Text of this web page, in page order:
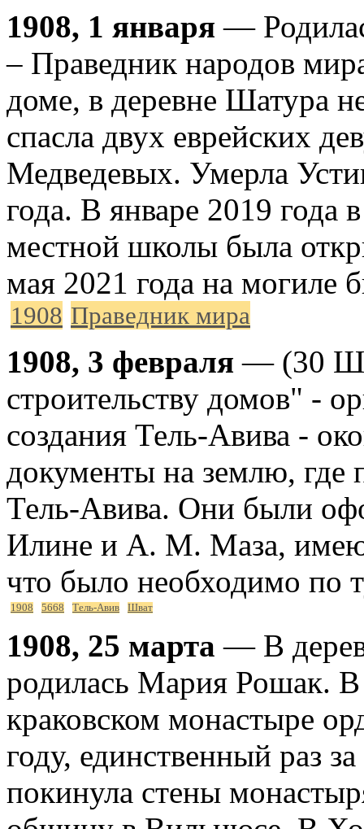
1908, 1 января —
– Праведник народов
доме, в деревне Шатура
спасла двух еврейских
Медведевых. Умерла
года. В январе 2019 года
местной школы была
мая 2021 года на могиле
1908 Праведник мира
1908, 3 февраля — (30
строительству домов" -
создания Тель-Авива -
документы на землю, где
Тель-Авива. Они были
Илине и А. М. Маза,
что было необходимо по
1908 5668 Тель-Авив Шват
1908, 25 марта — В
родилась Мария Рошак. В
краковском монастыре
году, единственный раз
покинула стены